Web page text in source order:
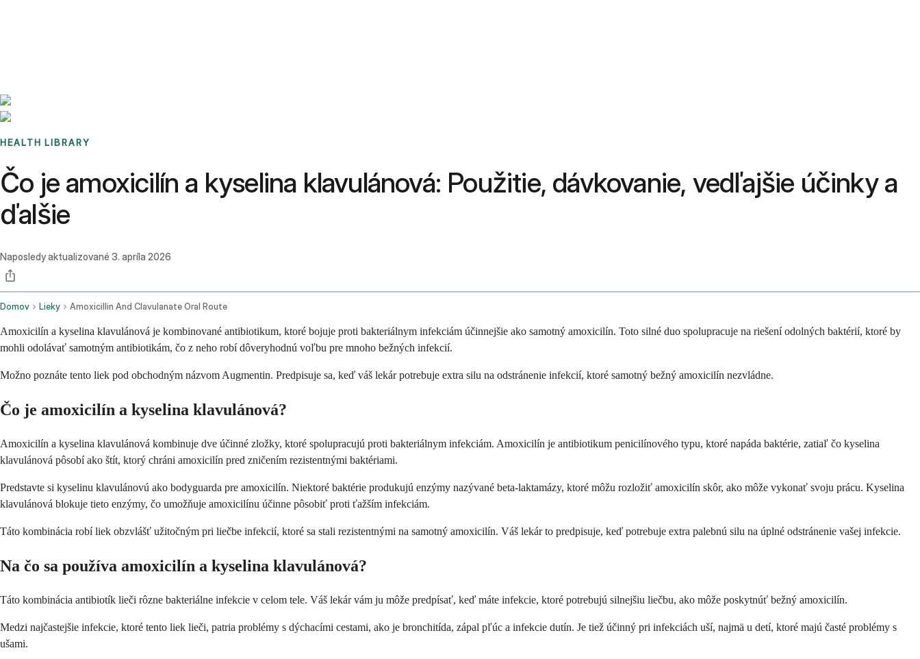
HEALTH LIBRARY
Čo je amoxicilín a kyselina klavulánová: Použitie, dávkovanie, vedľajšie účinky a
ďalšie
Naposledy aktualizované 3. apríla 2026
Domov Lieky Amoxicillin And Clavulanate Oral Route
Amoxicilín a kyselina klavulánová je kombinované antibiotikum, ktoré bojuje proti bakteriálnym infekciám účinnejšie ako samotný amoxicilín. Toto silné duo spolupracuje na riešení odolných baktérií, ktoré by
mohli odolávať samotným antibiotikám, čo z neho robí dôveryhodnú voľbu pre mnoho bežných infekcií.
Možno poznáte tento liek pod obchodným názvom Augmentin. Predpisuje sa, keď váš lekár potrebuje extra silu na odstránenie infekcií, ktoré samotný bežný amoxicilín nezvládne.
Čo je amoxicilín a kyselina klavulánová?
Amoxicilín a kyselina klavulánová kombinuje dve účinné zložky, ktoré spolupracujú proti bakteriálnym infekciám. Amoxicilín je antibiotikum penicilínového typu, ktoré napáda baktérie, zatiaľ čo kyselina
klavulánová pôsobí ako štít, ktorý chráni amoxicilín pred zničením rezistentnými baktériami.
Predstavte si kyselinu klavulánovú ako bodyguarda pre amoxicilín. Niektoré baktérie produkujú enzýmy nazývané beta-laktamázy, ktoré môžu rozložiť amoxicilín skôr, ako môže vykonať svoju prácu. Kyselina
klavulánová blokuje tieto enzýmy, čo umožňuje amoxicilínu účinne pôsobiť proti ťažším infekciám.
Táto kombinácia robí liek obzvlášť užitočným pri liečbe infekcií, ktoré sa stali rezistentnými na samotný amoxicilín. Váš lekár to predpisuje, keď potrebuje extra palebnú silu na úplné odstránenie vašej infekcie.
Na čo sa používa amoxicilín a kyselina klavulánová?
Táto kombinácia antibiotík lieči rôzne bakteriálne infekcie v celom tele. Váš lekár vám ju môže predpísať, keď máte infekcie, ktoré potrebujú silnejšiu liečbu, ako môže poskytnúť bežný amoxicilín.
Medzi najčastejšie infekcie, ktoré tento liek lieči, patria problémy s dýchacími cestami, ako je bronchitída, zápal pľúc a infekcie dutín. Je tiež účinný pri infekciách uší, najmä u detí, ktoré majú časté problémy s
ušami.